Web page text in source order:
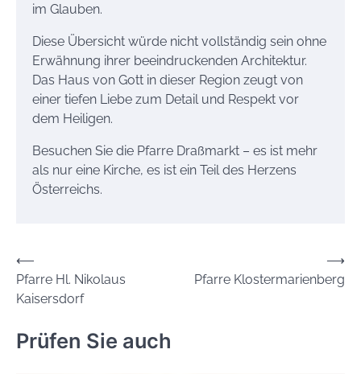
im Glauben.
Diese Übersicht würde nicht vollständig sein ohne
Erwähnung ihrer beeindruckenden Architektur.
Das Haus von Gott in dieser Region zeugt von
einer tiefen Liebe zum Detail und Respekt vor
dem Heiligen.
Besuchen Sie die Pfarre Draßmarkt – es ist mehr
als nur eine Kirche, es ist ein Teil des Herzens
Österreichs.
Beitrags-
Navigation
⟵
Pfarre Hl. Nikolaus
Kaisersdorf
Pfarre Klostermarienberg
⟶
Prüfen Sie auch